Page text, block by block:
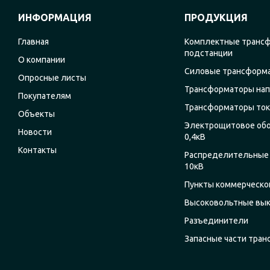
ИНФОРМАЦИЯ
Главная
О компании
Опросные листы
Покупателям
Объекты
Новости
Контакты
ПРОДУКЦИЯ
Комплектные
подстанции
Силовые
Трансформаторы
Трансформаторы
Электрощитовое
0,4кВ
Распределительные
10кВ
Пункты
Высоковольтные
Разъединители
Запасные части